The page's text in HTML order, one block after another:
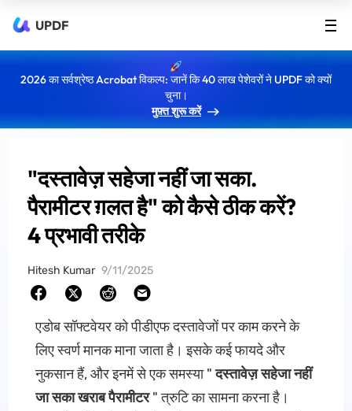
UPDF
2026 का सर्वश्रेष्ठ Acrobat विकल्प: जानें कि 40 लाख पेशेवरों ने UPDF को क्यों
चुना।
मुफ़्त शुरू करें
"दस्तावेज़ सहेजा नहीं जा सका.
पैरामीटर ग़लत है" को कैसे ठीक करें?
4 प्रभावी तरीके
Hitesh Kumar 9/11/2025
एडोब सॉफ्टवेयर को पीडीएफ दस्तावेजों पर काम करने के
लिए स्वर्ण मानक माना जाता है। इसके कई फायदे और
नुकसान हैं, और इनमें से एक समस्या "दस्तावेज़ सहेजा नहीं
जा सका खराब पैरामीटर" त्रुटि का सामना करना है।